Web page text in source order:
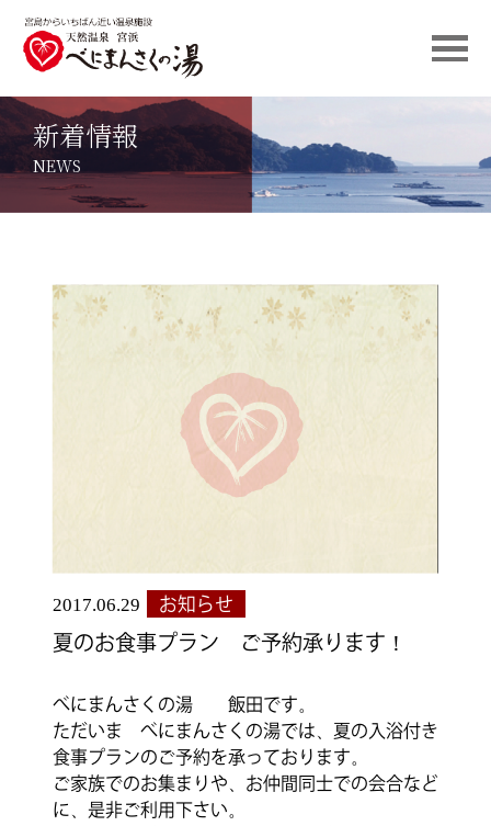
新着情報
NEWS
2017.06.29 お知らせ
夏のお食事プラン ご予約承ります！
べにまんさくの湯 飯田です。
ただいま べにまんさくの湯では、夏の入浴付き
食事プランのご予約を承っております。
ご家族でのお集まりや、お仲間同士での会合など
に、是非ご利用下さい。